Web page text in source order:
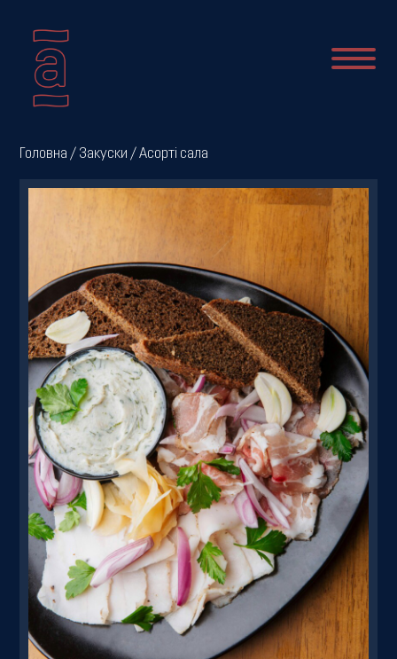
Про
нас
Новини
Меню
Галерея
Резервація
Головна / Закуски / Асорті сала